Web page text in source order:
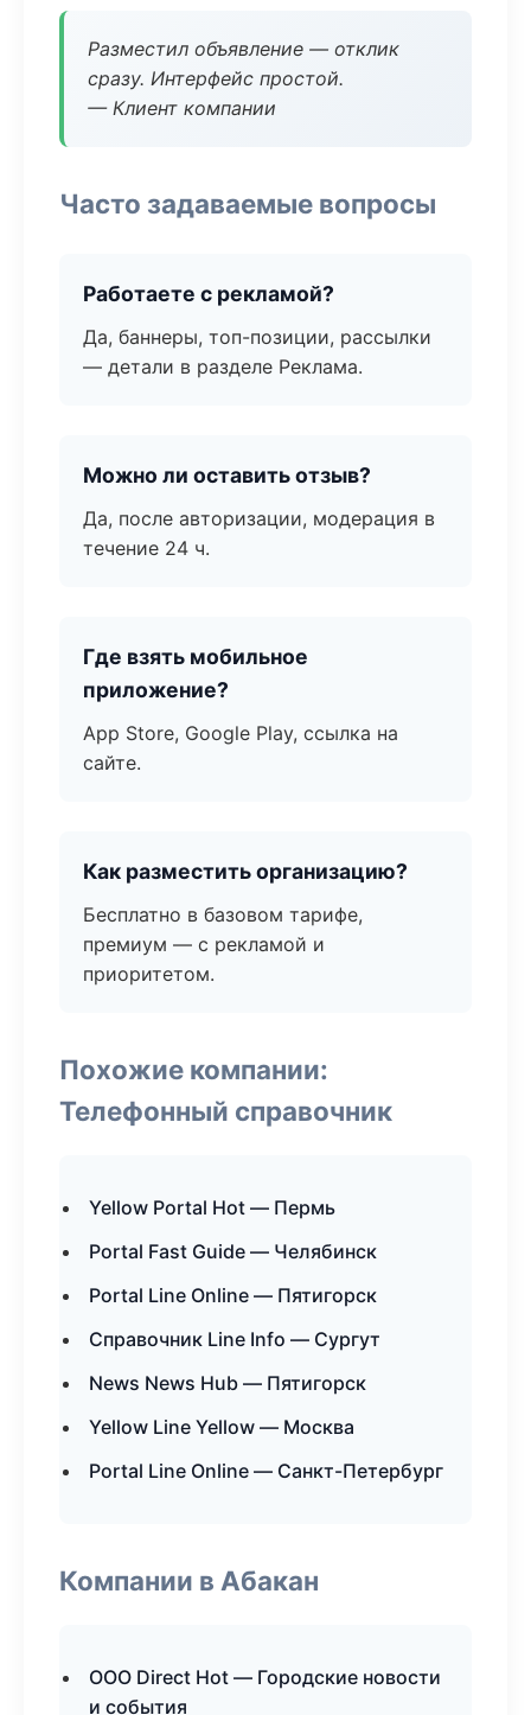
Разместил объявление — отклик
сразу. Интерфейс простой.
— Клиент компании
Часто задаваемые вопросы
Работаете с рекламой?
Да, баннеры, топ-позиции, рассылки
— детали в разделе Реклама.
Можно ли оставить отзыв?
Да, после авторизации, модерация в
течение 24 ч.
Где взять мобильное
приложение?
App Store, Google Play, ссылка на
сайте.
Как разместить организацию?
Бесплатно в базовом тарифе,
премиум — с рекламой и
приоритетом.
Похожие компании:
Телефонный справочник
Yellow Portal Hot — Пермь
Portal Fast Guide — Челябинск
Portal Line Online — Пятигорск
Справочник Line Info — Сургут
News News Hub — Пятигорск
Yellow Line Yellow — Москва
Portal Line Online — Санкт-Петербург
Компании в Абакан
ООО Direct Hot — Городские новости
и события